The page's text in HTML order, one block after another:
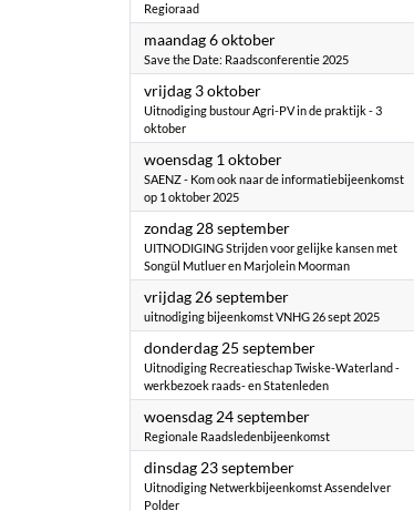
Regioraad
maandag 6 oktober2025
Save the Date: Raadsconferentie 2025
vrijdag 3 oktober2025
Uitnodiging bustour Agri-PV in de praktijk - 3
oktober
woensdag 1 oktober2025
SAENZ - Kom ook naar de informatiebijeenkomst
op 1 oktober 2025
zondag 28 september2025
UITNODIGING Strijden voor gelijke kansen met
Songül Mutluer en Marjolein Moorman
vrijdag 26 september2025
uitnodiging bijeenkomst VNHG 26 sept 2025
donderdag 25 september2025
Uitnodiging Recreatieschap Twiske-Waterland -
werkbezoek raads- en Statenleden
woensdag 24 september2025
Regionale Raadsledenbijeenkomst
dinsdag 23 september2025
Uitnodiging Netwerkbijeenkomst Assendelver
Polder